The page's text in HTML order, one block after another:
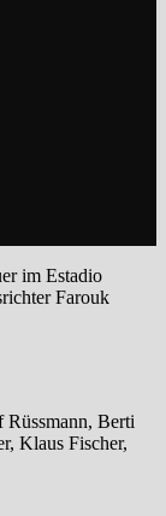
im Estadio
Farouk
Berti
Klaus Fischer,